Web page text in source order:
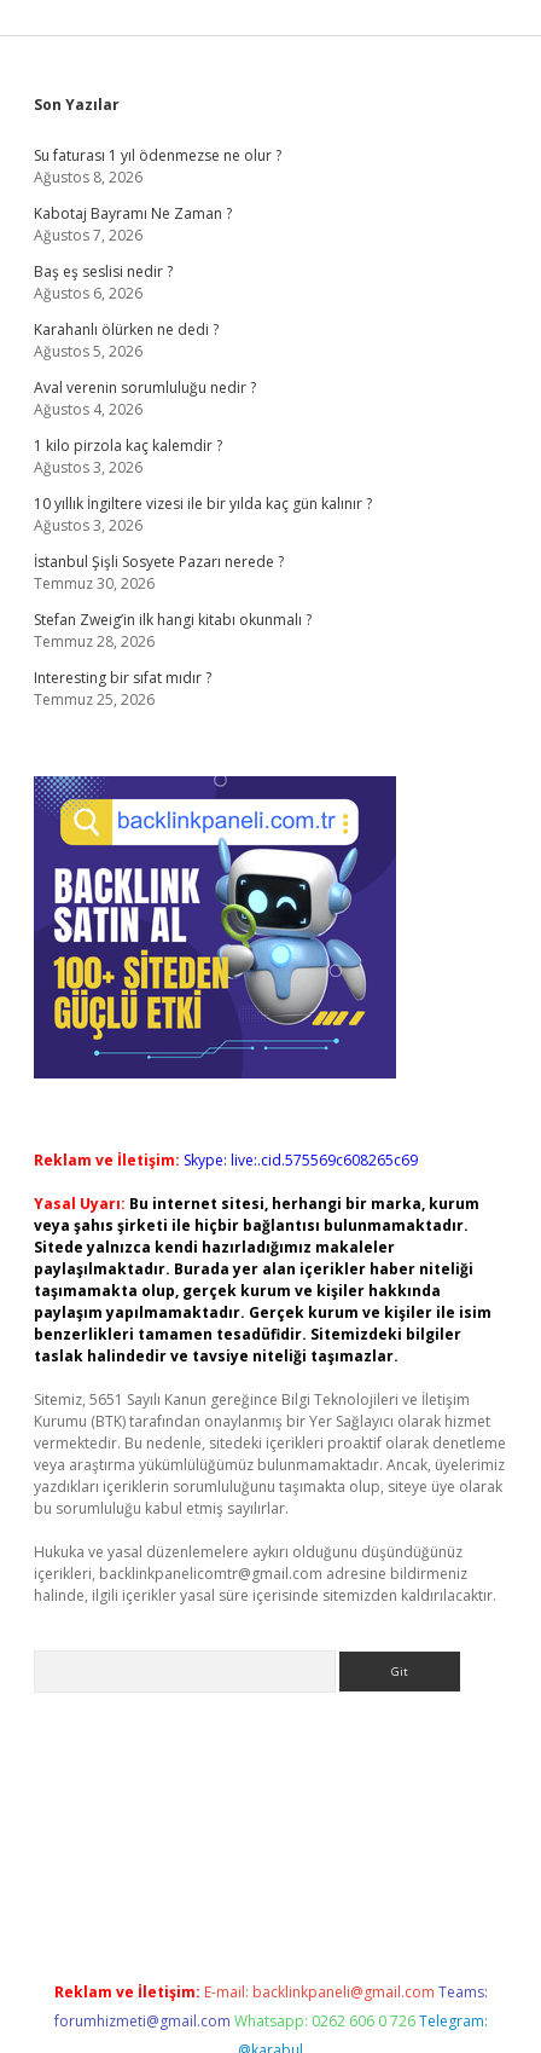
Sidebar
Son Yazılar
Su faturası 1 yıl ödenmezse ne olur ?
Ağustos 8, 2026
Kabotaj Bayramı Ne Zaman ?
Ağustos 7, 2026
Baş eş seslisi nedir ?
Ağustos 6, 2026
Karahanlı ölürken ne dedi ?
Ağustos 5, 2026
Aval verenin sorumluluğu nedir ?
Ağustos 4, 2026
1 kilo pirzola kaç kalemdir ?
Ağustos 3, 2026
10 yıllık İngiltere vizesi ile bir yılda kaç gün kalınır ?
Ağustos 3, 2026
İstanbul Şişli Sosyete Pazarı nerede ?
Temmuz 30, 2026
Stefan Zweig’in ilk hangi kitabı okunmalı ?
Temmuz 28, 2026
Interesting bir sıfat mıdır ?
Temmuz 25, 2026
Reklam ve İletişim: Skype: live:.cid.575569c608265c69
Yasal Uyarı: Bu internet sitesi, herhangi bir marka, kurum
veya şahıs şirketi ile hiçbir bağlantısı bulunmamaktadır.
Sitede yalnızca kendi hazırladığımız makaleler
paylaşılmaktadır. Burada yer alan içerikler haber niteliği
taşımamakta olup, gerçek kurum ve kişiler hakkında
paylaşım yapılmamaktadır. Gerçek kurum ve kişiler ile isim
benzerlikleri tamamen tesadüfidir. Sitemizdeki bilgiler
taslak halindedir ve tavsiye niteliği taşımazlar.
Sitemiz, 5651 Sayılı Kanun gereğince Bilgi Teknolojileri ve İletişim
Kurumu (BTK) tarafından onaylanmış bir Yer Sağlayıcı olarak hizmet
vermektedir. Bu nedenle, sitedeki içerikleri proaktif olarak denetleme
veya araştırma yükümlülüğümüz bulunmamaktadır. Ancak, üyelerimiz
yazdıkları içeriklerin sorumluluğunu taşımakta olup, siteye üye olarak
bu sorumluluğu kabul etmiş sayılırlar.
Hukuka ve yasal düzenlemelere aykırı olduğunu düşündüğünüz
içerikleri, backlinkpanelicomtr@gmail.com adresine bildirmeniz
halinde, ilgili içerikler yasal süre içerisinde sitemizden kaldırılacaktır.
Reklam ve İletişim: E-mail: backlinkpaneli@gmail.com Teams:
forumhizmeti@gmail.com Whatsapp: 0262 606 0 726 Telegram: